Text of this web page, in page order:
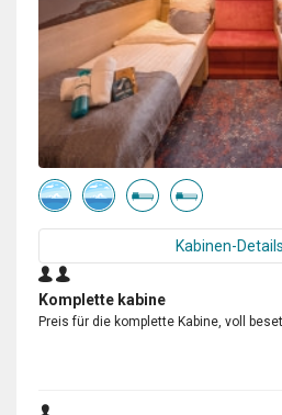
Kabinen-Details
Komplette kabine
Preis für die komplette Kabine, voll